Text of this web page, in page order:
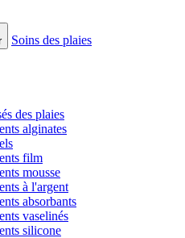
Soins des plaies
des plaies
alginates
film
mousse
à l'argent
absorbants
vaselinés
silicone